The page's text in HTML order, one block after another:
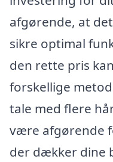
afgørende, at
sikre optimal
den rette pris
forskellige
tale med flere
være afgørende
der dækker dine